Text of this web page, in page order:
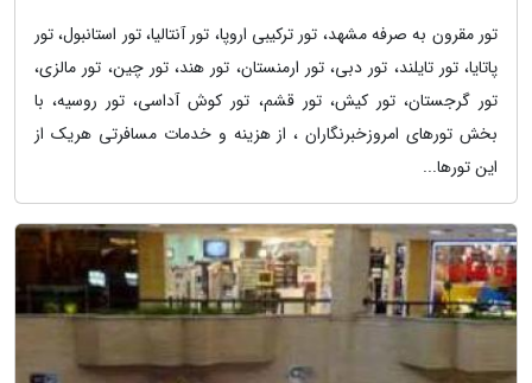
تور مقرون به صرفه مشهد، تور ترکیبی اروپا، تور آنتالیا، تور استانبول، تور
پاتایا، تور تایلند، تور دبی، تور ارمنستان، تور هند، تور چین، تور مالزی،
تور گرجستان، تور کیش، تور قشم، تور کوش آداسی، تور روسیه، با
بخش تورهای امروزخبرنگاران ، از هزینه و خدمات مسافرتی هریک از
این تورها...